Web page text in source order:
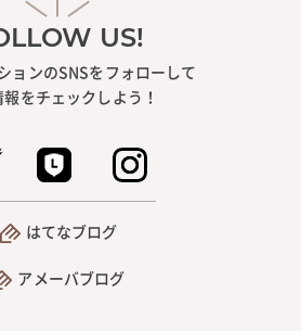
US!
ョンのSNSをフォローして
をチェックしよう！
はてなブログ
アメーバブログ